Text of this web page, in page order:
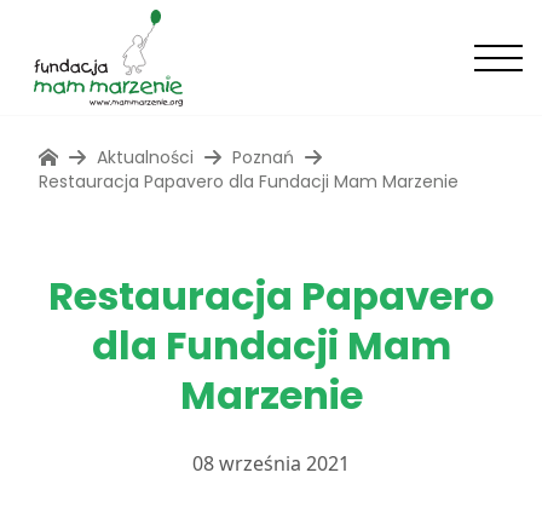
Aktualności
Poznań
Restauracja Papavero dla Fundacji Mam Marzenie
Restauracja Papavero
dla Fundacji Mam
Marzenie
08 września 2021